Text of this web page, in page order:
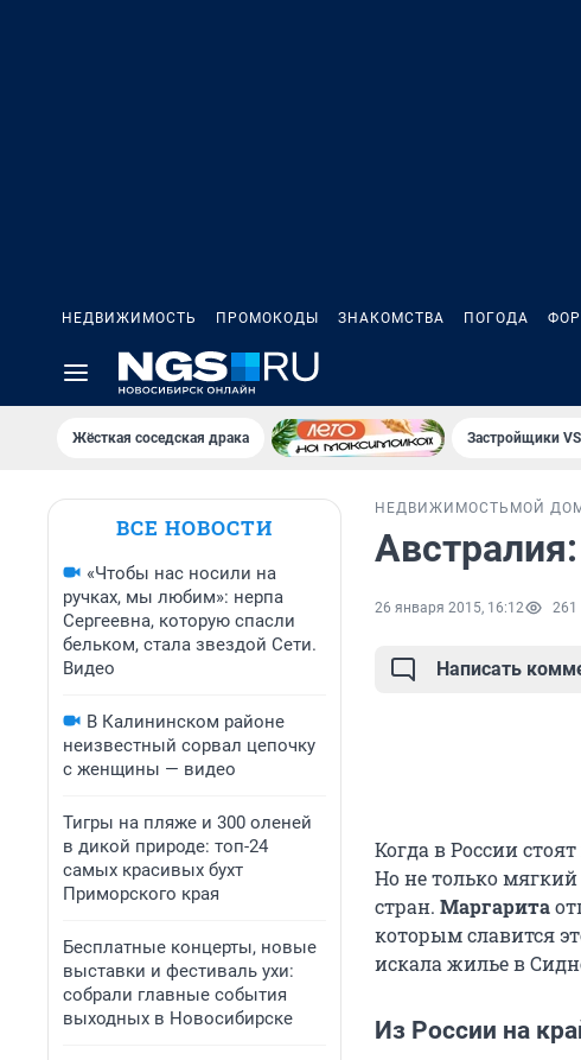
НЕДВИЖИМОСТЬ ПРОМОКОДЫ ЗНАКОМСТВА ПОГОДА
Жёсткая соседская драка Застройщики
ВСЕ НОВОСТИ
«Чтобы нас носили на
ручках, мы любим»: нерпа
Сергеевна, которую спасли
бельком, стала звездой Сети.
Видео
В Калининском районе
неизвестный сорвал цепочку
с женщины — видео
Тигры на пляже и 300 оленей
в дикой природе: топ-24
самых красивых бухт
Приморского края
Бесплатные концерты, новые
выставки и фестиваль ухи:
собрали главные события
выходных в Новосибирске
НЕДВИЖИМОСТЬ МОЙ
26 января 2015, 16:12 261
Написать
Когда в России
Но не только
стран. Маргарита
которым славится
искала жилье в
Из России на